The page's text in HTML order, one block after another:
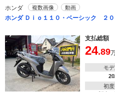
ホンダ 複数画像 動画
ホンダ Ｄｉｏ１１０・ベーシック ２
支払総額
24.89
モ
初